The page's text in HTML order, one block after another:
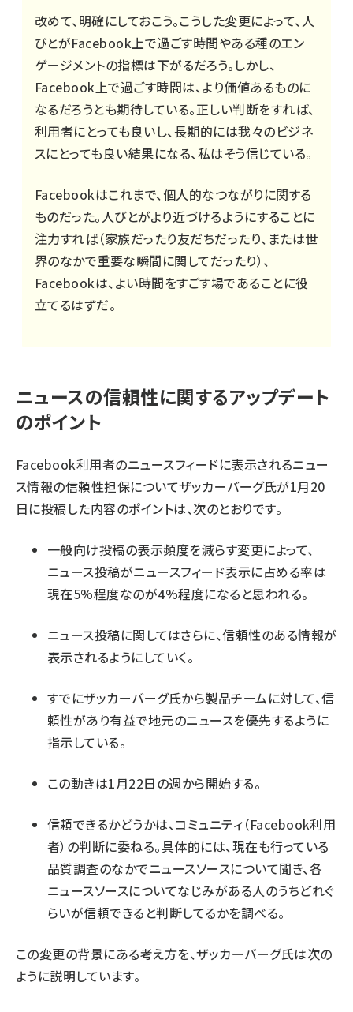
改めて、明確にしておこう。こうした変更によって、人
びとがFacebook上で過ごす時間やある種のエン
ゲージメントの指標は下がるだろう。しかし、
Facebook上で過ごす時間は、より価値あるものに
なるだろうとも期待している。正しい判断をすれば、
利用者にとっても良いし、長期的には我々のビジネ
スにとっても良い結果になる、私はそう信じている。
Facebookはこれまで、個人的なつながりに関する
ものだった。人びとがより近づけるようにすることに
注力すれば（家族だったり友だちだったり、または世
界のなかで重要な瞬間に関してだったり）、
Facebookは、よい時間をすごす場であることに役
立てるはずだ。
ニュースの信頼性に関するアップデート
のポイント
Facebook利用者のニュースフィードに表示されるニュー
ス情報の信頼性担保についてザッカーバーグ氏が1月20
日に投稿した内容のポイントは、次のとおりです。
一般向け投稿の表示頻度を減らす変更によって、
ニュース投稿がニュースフィード表示に占める率は
現在5%程度なのが4%程度になると思われる。
ニュース投稿に関してはさらに、信頼性のある情報が
表示されるようにしていく。
すでにザッカーバーグ氏から製品チームに対して、信
頼性があり有益で地元のニュースを優先するように
指示している。
この動きは1月22日の週から開始する。
信頼できるかどうかは、コミュニティ（Facebook利用
者）の判断に委ねる。具体的には、現在も行っている
品質調査のなかでニュースソースについて聞き、各
ニュースソースについてなじみがある人のうちどれぐ
らいが信頼できると判断してるかを調べる。
この変更の背景にある考え方を、ザッカーバーグ氏は次の
ように説明しています。